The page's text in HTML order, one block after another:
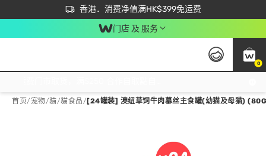
香港．消费净值满HK$399免运费
立即成为易赏钱会员尽享独家优惠
首次APP下单买满$450 输入 NEWAPP 即减$50
门店 及 服务
0
首页/ 宠物/貓/貓食品/ [24罐装] 澳纽草饲牛肉慕丝主食罐(幼猫及母猫)